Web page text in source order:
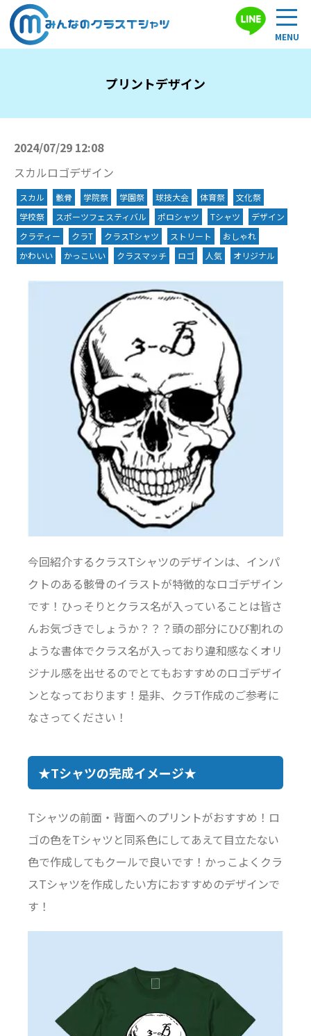
プリントデザイン
2024/07/29 12:08
スカルロゴデザイン
スカル 骸骨 学院祭 学園祭 球技大会 体育祭
文化祭
学校祭
スポーツフェスティバル ポロシャツ Tシャツ
デザイン
クラティー
クラT クラスTシャツ ストリート
おしゃれ
かわいい
かっこいい クラスマッチ ロゴ 人気 オリジナル
今回紹介するクラスTシャツのデザインは、インパ
クトのある骸骨のイラストが特徴的なロゴデザイン
です！ひっそりとクラス名が入っていることは皆さ
んお気づきでしょうか？？？頭の部分にひび割れの
ような書体でクラス名が入っており違和感なくオリ
ジナル感を出せるのでとてもおすすめのロゴデザイ
ンとなっております！是非、クラT作成のご参考に
なさってください！
★Tシャツの完成イメージ★
Tシャツの前面・背面へのプリントがおすすめ！ロ
ゴの色をTシャツと同系色にしてあえて目立たない
色で作成してもクールで良いです！かっこよくクラ
スTシャツを作成したい方におすすめのデザインで
す！